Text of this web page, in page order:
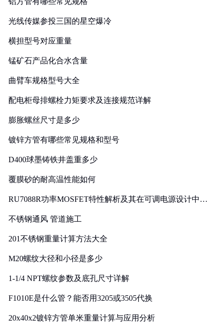
光线传媒参投三国的星空爆冷
横担型号对应重量
锰矿石产品化合水含量
曲臂车规格型号大全
配电柜母排螺栓力矩要求及连接规范详解
膨胀螺丝尺寸是多少
镀锌方管有哪些常见规格和型号
D400球墨铸铁井盖重多少
覆膜砂的耐高温性能如何
RU7088R功率MOSFET特性解析及其在可调电源设计中的
不锈钢通风 管道施工
201不锈钢重量计算方法大全
M20螺纹大径和小径是多少
1-1/4 NPT螺纹参数及底孔尺寸详解
F1010E是什么管？能否用3205或3505代换
20x40x2镀锌方管单米重量计算与应用分析